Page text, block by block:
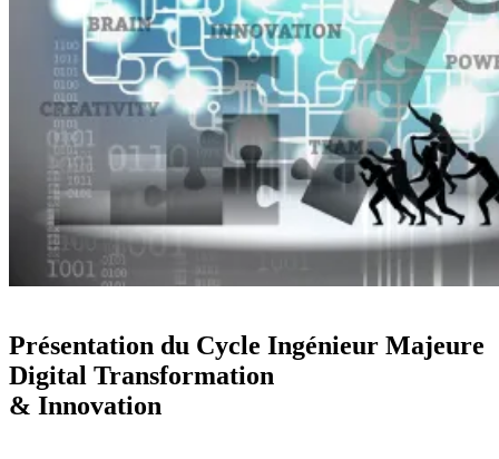
Présentation du Cycle Ingénieur Majeure
Digital Transformation
& Innovation